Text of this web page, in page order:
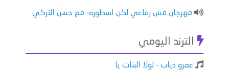
مهرجان مش رفاعي لكن اسطوره- مع حسن التركي
الترند اليومي
عمرو دياب - لولا البنات يا